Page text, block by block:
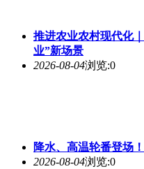
推进农业农村现代化｜
业”新场景
2026-08-04浏览:0
降水、高温轮番登场！
2026-08-04浏览:0